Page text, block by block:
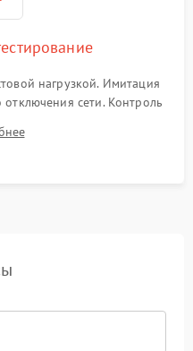
нагрузкой. Имитация
сети. Контроль
режима и
сигнала.